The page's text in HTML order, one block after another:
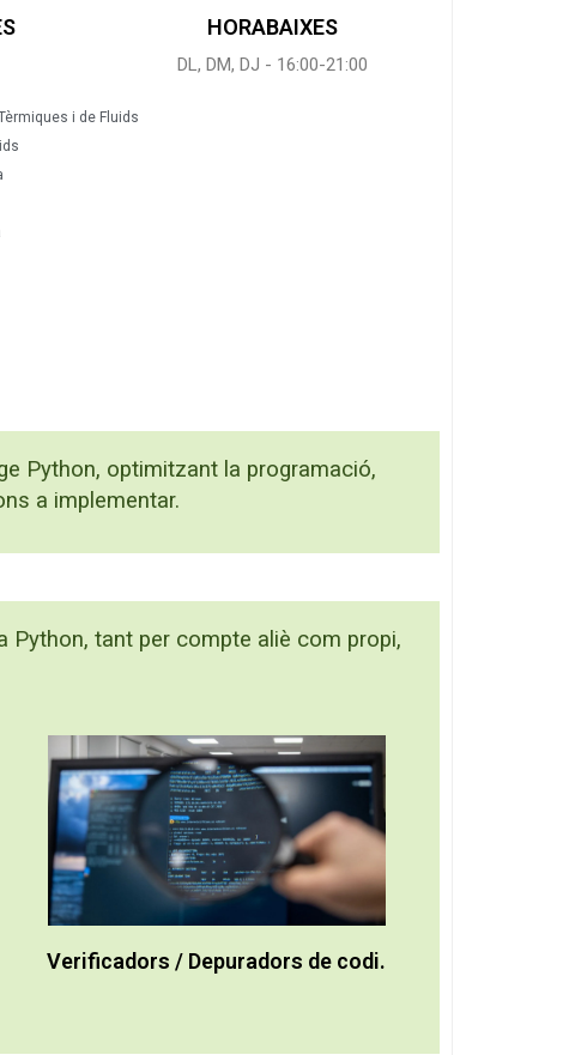
HORABAIXES
DL, DM, DJ - 16:00-21:00
i de Fluids
Python, optimitzant la programació,
a implementar.
Python, tant per compte aliè com propi,
Verificadors / Depuradors de codi.